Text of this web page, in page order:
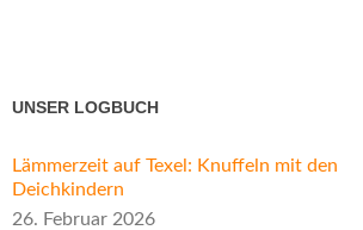
UNSER LOGBUCH
Lämmerzeit auf Texel: Knuffeln mit den
Deichkindern
26. Februar 2026